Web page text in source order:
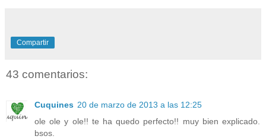
Compartir
43 comentarios:
Cuquines 20 de marzo de 2013 a las 12:25
ole ole y ole!! te ha quedo perfecto!! muy bien explicado.
bsos.